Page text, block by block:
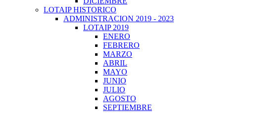
LOTAIP HISTORICO
ADMINISTRACION 2019 - 2023
LOTAIP 2019
ENERO
FEBRERO
MARZO
ABRIL
MAYO
JUNIO
JULIO
AGOSTO
SEPTIEMBRE